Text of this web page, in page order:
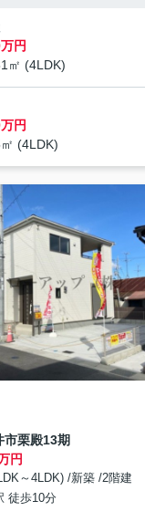
円
㎡ (4LDK)
円
(4LDK)
市栗殿13期
円
～4LDK) /新築 /2階建
徒歩10分